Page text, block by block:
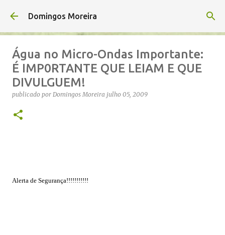
Avançar para o conteúdo principal
Domingos Moreira
Água no Micro-Ondas Importante:
É IMP0RTANTE QUE LEIAM E QUE
DIVULGUEM!
publicado por Domingos Moreira julho 05, 2009
Alerta de Segurança!!!!!!!!!!!